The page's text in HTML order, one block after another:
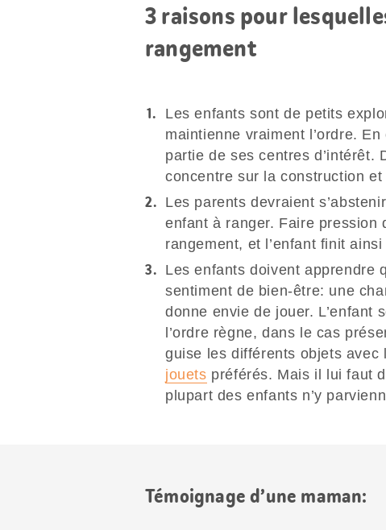
3 raisons pour
rangement
Les enfants sont de petits
maintienne vraiment l’ordre.
partie de ses centres d’intérêt.
concentre sur la construction
Les parents devraient
enfant à ranger. Faire pression
rangement, et l’enfant finit
Les enfants doivent apprendre
sentiment de bien-être: une
donne envie de jouer. L’enfant
l’ordre règne, dans le cas
guise les différents objets avec
jouets préférés. Mais il lui faut
plupart des enfants n’y
Témoignage d’une maman: